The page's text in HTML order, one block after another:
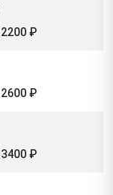
2200 ₽
2600 ₽
3400 ₽